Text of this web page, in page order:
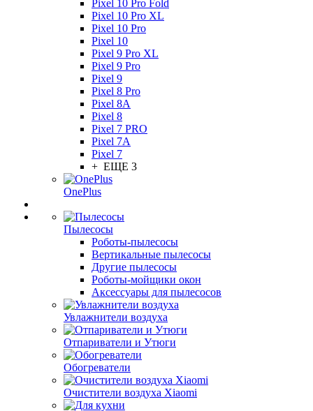
Pixel 10 Pro Fold
Pixel 10 Pro XL
Pixel 10 Pro
Pixel 10
Pixel 9 Pro XL
Pixel 9 Pro
Pixel 9
Pixel 8 Pro
Pixel 8A
Pixel 8
Pixel 7 PRO
Pixel 7A
Pixel 7
+ ЕЩЕ 3
OnePlus
Пылесосы
Роботы-пылесосы
Вертикальные пылесосы
Другие пылесосы
Роботы-мойщики окон
Аксессуары для пылесосов
Увлажнители воздуха
Отпариватели и Утюги
Обогреватели
Очистители воздуха Xiaomi